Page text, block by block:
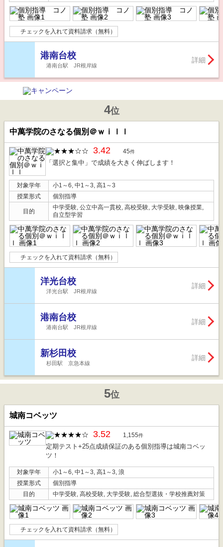
チェックを入れて資料請求（無料）
港南台校
港南台駅 JR根岸線
詳細
4位
中萬学院のさなる個別＠ｗｉｌｌ
3.42 45件
「選択と集中」で成績を大きく伸ばします！
対象学年
小1～6, 中1～3, 高1～3
授業形式
個別指導
目的
中学受験, 公立中高一貫校, 高校受験, 大学受験, 映像授業,
自立型学習
チェックを入れて資料請求（無料）
洋光台校
洋光台駅 JR根岸線
詳細
港南台校
港南台駅 JR根岸線
詳細
新杉田校
杉田駅 京急本線
詳細
5位
城南コベッツ
3.52 1,155件
定期テスト+25点成績保証のある個別指導は城南コベッ
ツ！
対象学年
小1～6, 中1～3, 高1～3, 浪
授業形式
個別指導
目的
中学受験, 高校受験, 大学受験, 総合型選抜・学校推薦対策
チェックを入れて資料請求（無料）